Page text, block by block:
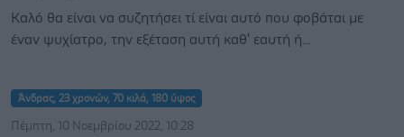
Καλό θα είναι να συζητήσει τί είναι αυτό που φοβάται με
έναν ψυχίατρο, την εξέταση αυτή καθ' εαυτή ή...
Άνδρας, 23 χρονών, 70 κιλά, 180 ύψος
Πέμπτη, 10 Νοεμβρίου 2022, 10:28